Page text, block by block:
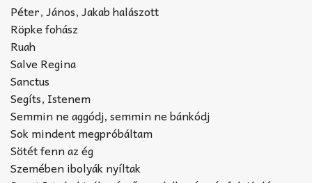
Péter, János, Jakab halászott
Röpke fohász
Ruah
Salve Regina
Sanctus
Segíts, Istenem
Semmin ne aggódj, semmin ne bánkódj
Sok mindent megpróbáltam
Sötét fenn az ég
Szemében ibolyák nyíltak